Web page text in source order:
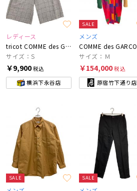
レディース
tricot COMME des GARCONS
サイズ：S
￥9,900税込
横浜下永谷店
SALE
メンズ
サイズ：Ｍ
￥154,000税込
原宿竹下通り店
SALE SALE